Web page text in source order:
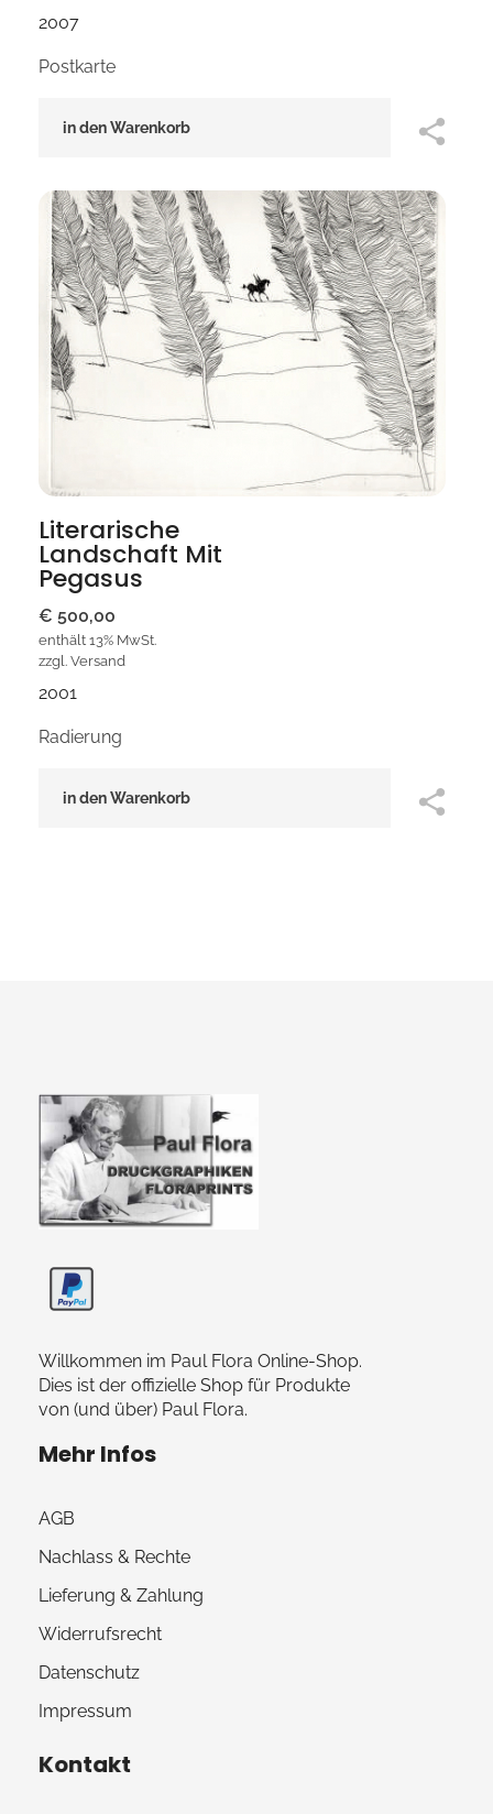
2007
Postkarte
in den Warenkorb
Literarische
Landschaft Mit
Pegasus
€ 500,00
enthält 13% MwSt.
zzgl. Versand
2001
Radierung
in den Warenkorb
Willkommen im Paul Flora Online-Shop.
Dies ist der offizielle Shop für Produkte
von (und über) Paul Flora.
Mehr Infos
AGB
Nachlass & Rechte
Lieferung & Zahlung
Widerrufsrecht
Datenschutz
Impressum
Kontakt